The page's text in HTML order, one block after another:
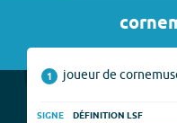
1 joueur de
SIGNE DÉFINITION LSF